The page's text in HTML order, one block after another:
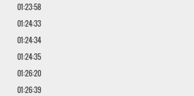
01:23:58
01:24:33
01:24:34
01:24:35
01:26:20
01:26:39